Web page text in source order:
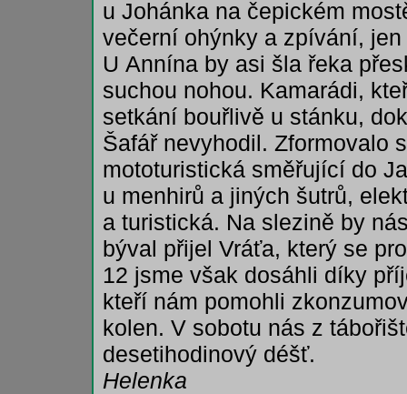
u Johánka na čepickém
večerní ohýnky a zpívání,
U Annína by asi šla řeka
suchou nohou. Kamarádi,
setkání bouřlivě u stánku,
Šafář nevyhodil. Zformovalo
mototuristická směřující do
u menhirů a jiných šutrů,
a turistická. Na slezině by
býval přijel Vráťa, který se
12 jsme však dosáhli díky
kteří nám pomohli
kolen. V sobotu nás z
desetihodinový déšť.
Helenka